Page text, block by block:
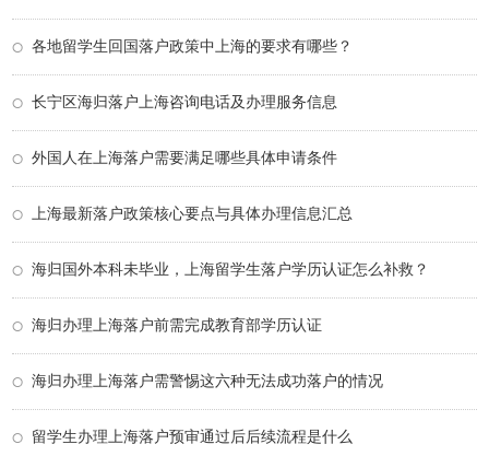
各地留学生回国落户政策中上海的要求有哪些？
长宁区海归落户上海咨询电话及办理服务信息
外国人在上海落户需要满足哪些具体申请条件
上海最新落户政策核心要点与具体办理信息汇总
海归国外本科未毕业，上海留学生落户学历认证怎么补救？
海归办理上海落户前需完成教育部学历认证
海归办理上海落户需警惕这六种无法成功落户的情况
留学生办理上海落户预审通过后后续流程是什么